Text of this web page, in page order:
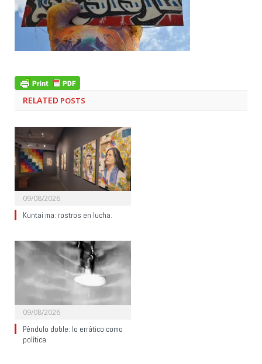
RELATED POSTS
09/08/2026
Kuntai ma: rostros en lucha.
09/08/2026
Péndulo doble: lo errático como
política